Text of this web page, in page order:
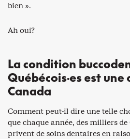
bien ».
Ah oui?
La condition
Québécois·es est une
Canada
Comment peut-il dire une telle
que chaque année, des milliers de
privent de soins dentaires en